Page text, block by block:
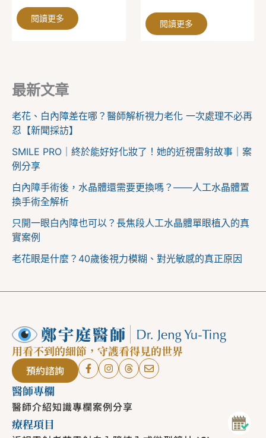
閱讀更多
閱讀更多
最新文章
老花、白內障差在哪？醫師解析視力老化 一次處理不必再
忍【新聞採訪】
SMILE PRO｜終於能好好化妝了！她的近視雷射故事｜案
例分享
白內障手術後，水晶體還需要更換嗎？——人工水晶體置
換手術全解析
只開一眼白內障也可以？長焦段人工水晶體單眼植入的真
實案例
老花眼是什麼？40歲後視力模糊、對光敏感的真正原因
用看不到的細節，守護看得見的世界
預約諮詢
醫師專欄
醫師介紹知識專欄案例分享
療程項目